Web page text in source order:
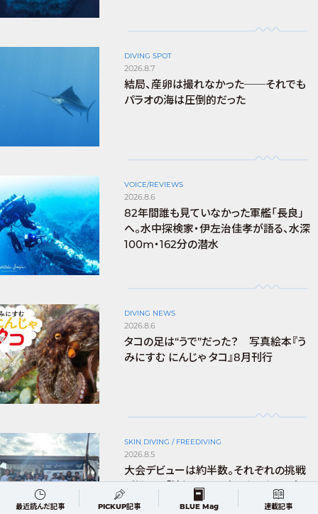
DIVING SPOT
2026.8.7
結局、産卵は撮れなかった──それでも
パラオの海は圧倒的だった
VOICE/REVIEWS
2026.8.6
82年間誰も見ていなかった軍艦「長良」
へ。水中探検家・伊左治佳孝が語る、水深
100m・162分の潜水
DIVING NEWS
2026.8.6
タコの足は“うで”だった？ 写真絵本『う
みにすむ にんじゃ タコ』8月刊行
SKIN DIVING / FREEDIVING
2026.8.5
大会デビューは約半数。それぞれの挑戦
が輝いた「沖縄フリーダイビングカップ2
026沖縄大会」
最近読んだ記事 PICKUP記事 BLUE Mag 連載記事